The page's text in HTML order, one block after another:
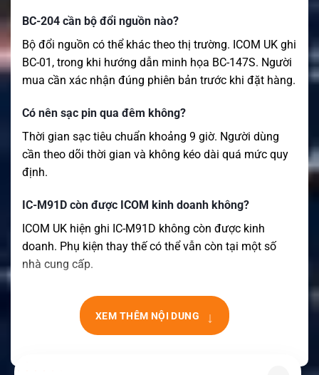
BC-204 cần bộ đổi nguồn nào?
Bộ đổi nguồn có thể khác theo thị trường. ICOM UK ghi
BC-01, trong khi hướng dẫn minh họa BC-147S. Người
mua cần xác nhận đúng phiên bản trước khi đặt hàng.
Có nên sạc pin qua đêm không?
Thời gian sạc tiêu chuẩn khoảng 9 giờ. Người dùng
cần theo dõi thời gian và không kéo dài quá mức quy
định.
IC-M91D còn được ICOM kinh doanh không?
ICOM UK hiện ghi IC-M91D không còn được kinh
doanh. Phụ kiện thay thế có thể vẫn còn tại một số
nhà cung cấp.
XEM THÊM NỘI DUNG ↓